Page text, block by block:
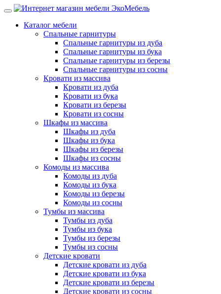
Каталог мебели
Спальные гарнитуры
Спальные гарнитуры из дуба
Спальные гарнитуры из бука
Спальные гарнитуры из березы
Спальные гарнитуры из сосны
Кровати из массива
Кровати из дуба
Кровати из бука
Кровати из березы
Кровати из сосны
Шкафы из массива
Шкафы из дуба
Шкафы из бука
Шкафы из березы
Шкафы из сосны
Комоды из массива
Комоды из дуба
Комоды из бука
Комоды из березы
Комоды из сосны
Тумбы из массива
Тумбы из дуба
Тумбы из бука
Тумбы из березы
Тумбы из сосны
Детские кровати
Детские кровати из дуба
Детские кровати из бука
Детские кровати из березы
Детские кровати из сосны